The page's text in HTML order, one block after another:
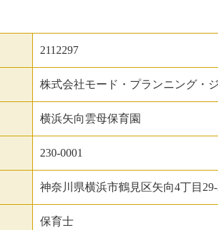
2112297
株式会社モード・プランニング・
横浜矢向雲母保育園
230-0001
神奈川県横浜市鶴見区矢向4丁目
保育士